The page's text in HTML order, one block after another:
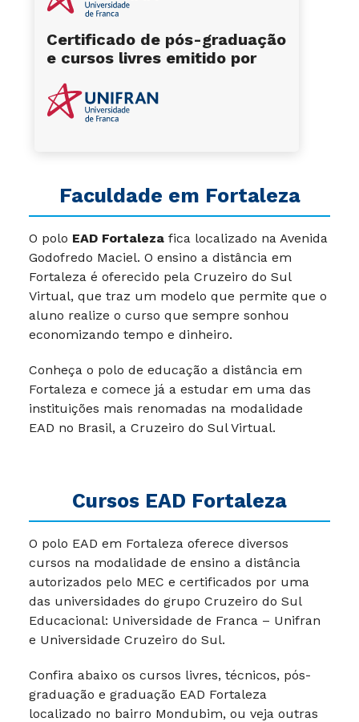
Faculdade em Fortaleza
O polo EAD Fortaleza fica localizado na Avenida
Godofredo Maciel. O ensino a distância em
Fortaleza é oferecido pela Cruzeiro do Sul
Virtual, que traz um modelo que permite que o
aluno realize o curso que sempre sonhou
economizando tempo e dinheiro.
Conheça o polo de educação a distância em
Fortaleza e comece já a estudar em uma das
instituições mais renomadas na modalidade
EAD no Brasil, a Cruzeiro do Sul Virtual.
Cursos EAD Fortaleza
O polo EAD em Fortaleza oferece diversos
cursos na modalidade de ensino a distância
autorizados pelo MEC e certificados por uma
das universidades do grupo Cruzeiro do Sul
Educacional: Universidade de Franca – Unifran
e Universidade Cruzeiro do Sul.
Confira abaixo os cursos livres, técnicos, pós-
graduação e graduação EAD Fortaleza
localizado no bairro Mondubim, ou veja outras
Certificado de pós-graduação
e cursos livres emitido por